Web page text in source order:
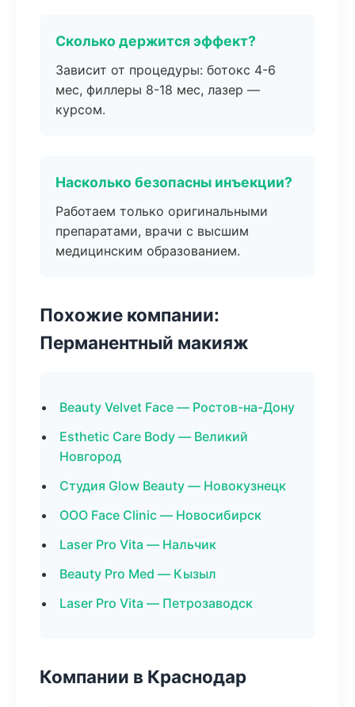
Сколько держится эффект?
Зависит от процедуры: ботокс 4-6
мес, филлеры 8-18 мес, лазер —
курсом.
Насколько безопасны инъекции?
Работаем только оригинальными
препаратами, врачи с высшим
медицинским образованием.
Похожие компании:
Перманентный макияж
Beauty Velvet Face — Ростов-на-Дону
Esthetic Care Body — Великий
Новгород
Студия Glow Beauty — Новокузнецк
ООО Face Clinic — Новосибирск
Laser Pro Vita — Нальчик
Beauty Pro Med — Кызыл
Laser Pro Vita — Петрозаводск
Компании в Краснодар